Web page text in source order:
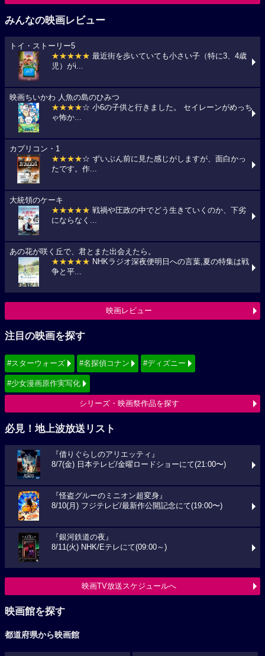
みんなの映画レビュー
トイ・ストーリー5
★★★★★ 最近街を歩いていても小さい子（特に3、4歳
児）がi...
映画ちいかわ 人魚の島のひみつ
★★★★☆ 小6の子供と行きました。 セイレーンがめっち
ゃ怖か...
カプリコン・1
★★★★☆ ずいぶん前に見た感じがしますが、面白かっ
たです。作...
大統領のケーキ
★★★★★ 戦禍や圧政の中でどう生きていくのか、下劣
にならなく...
あの花が咲く丘で、君とまた出会えたら。
★★★★★ NHKラジオ深夜便明日への言葉,夏の特集は戦
争と平...
映画レビュー
注目の映画を探す
#スターウォーズ #名探偵コナン #ディズニー
#少女漫画原作実写化
シリーズ・映画祭作品を探す
必見！地上波放送リスト
『借りぐらしのアリエッティ』
8/7(金) 日本テレビ/金曜ロードショーにて(21:00〜)
『怪盗グルーのミニオン超変身』
8/10(月) フジテレビ/最新作公開記念にて(19:00〜)
『銀河鉄道の夜』
8/11(火) NHK/Eテレにて(09:00～)
映画TV放送スケジュールへ
映画館を探す
都道府県から映画館